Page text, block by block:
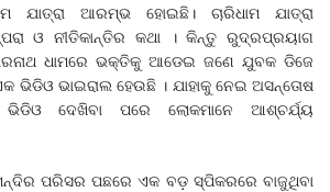
ଯାତ୍ରା ଆରମ୍ଭ ହୋଇଛି। ଚାରିଧାମ ଯାତ୍ରା
ଓ ନୀତିକାନ୍ତିର କଥା । କିନ୍ତୁ ରୁଦ୍ରପ୍ରୟାଗ
ଧାମରେ ଭକ୍ତିକୁ ଆଡେଇ ଜଣେ ଯୁବକ ଡିଜେ
ଭିଡିଓ ଭାଇରାଲ ହେଉଛି । ଯାହାକୁ ନେଇ ଅସନ୍ତୋଷ
ଦେଖିବା ପରେ ଲୋକମାନେ ଆଶ୍ଚର୍ଯ୍ୟ
ପରିସର ପଛରେ ଏକ ବଡ଼ ସ୍ପିକରରେ ବାଜୁଥିବା